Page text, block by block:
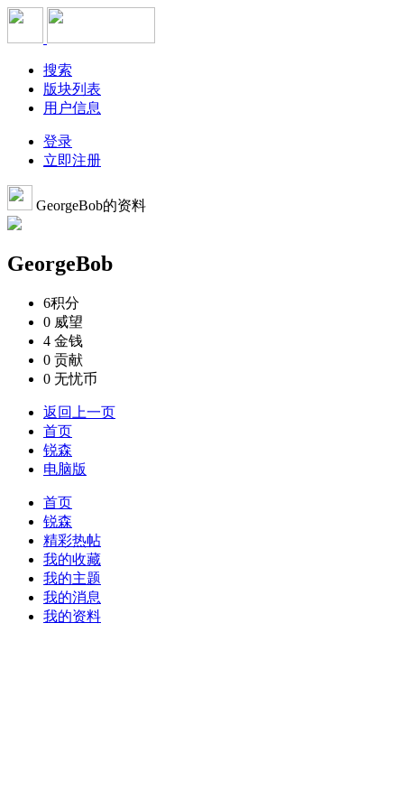
搜索
版块列表
用户信息
登录
立即注册
GeorgeBob的资料
GeorgeBob
6积分
0 威望
4 金钱
0 贡献
0 无忧币
返回上一页
首页
锐森
电脑版
首页
锐森
精彩热帖
我的收藏
我的主题
我的消息
我的资料